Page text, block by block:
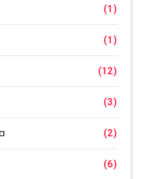
(1)
(1)
(12)
(3)
(2)
(6)